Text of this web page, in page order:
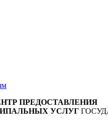
ПРЕДОСТАВЛЕНИЯ
УСЛУГ